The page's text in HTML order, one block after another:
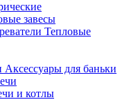
завесы
Тепловые
Аксессуары для баньки